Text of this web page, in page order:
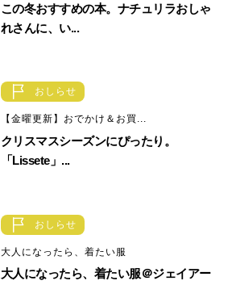
この冬おすすめの本。ナチュリラおしゃ
れさんに、い...
おしらせ
【金曜更新】おでかけ＆お買...
クリスマスシーズンにぴったり。
「Lissete」...
おしらせ
大人になったら、着たい服
大人になったら、着たい服＠ジェイアー